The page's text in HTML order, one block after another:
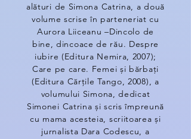
alături de Simona Catrina, a două
volume scrise în parteneriat cu
Aurora Liiceanu –Dincolo de
bine, dincoace de rău. Despre
iubire (Editura Nemira, 2007);
Care pe care. Femei și bărbați
(Editura Cărțile Tango, 2008), a
volumului Simona, dedicat
Simonei Catrina și scris împreună
cu mama acesteia, scriitoarea și
jurnalista Dara Codescu, a